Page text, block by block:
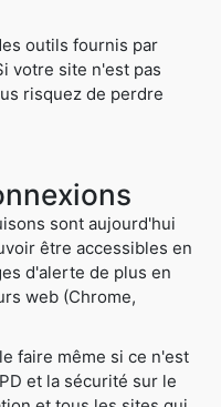
outils fournis par
votre site n'est pas
risquez de perdre
sont aujourd'hui
être accessibles en
d'alerte de plus en
web (Chrome,
faire même si ce n'est
et la sécurité sur le